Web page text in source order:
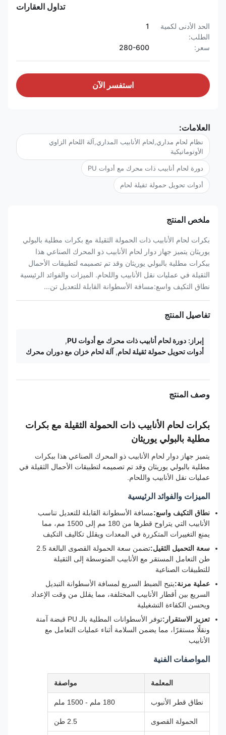
تداول العقارات
الحد الأدنى لكمية
الطلب:
1
سعر: 280-600
استفسر الآن
العلامات:
نظام لحام مداري,لحام الأنابيب المداري,آلة اللحام الزاوي
الأوتوماتيكية
دورة لحام أنابيب ذات محرك مع أدوات PU
أدوات تحويل حمولة ثقيلة لحام
ملخص المنتج
بكرات لحام الأنابيب ذات الحمولة الثقيلة مع بكرات مطلية بالبولي
يوريثان يتميز جهاز دوار لحام الأنابيب ذو المحرك الصناعي هذا
ببكرات مطلية بالبولي يوريثان وقد تم تصميمه لتطبيقات الأحمال
الثقيلة في عمليات نقل الأنابيب واللحام. الميزات والفوائد الرئيسية
نطاق التكيف واسع:مسافة الأسطوانة القابلة للتعديل تن...
تفاصيل المنتج
إبراز: دورة لحام أنابيب ذات محرك مع أدوات PU
,
أدوات تحويل حمولة ثقيلة لحام, آلة لحام خزان مع دوران محرك
وصف المنتج
بكرات لحام الأنابيب ذات الحمولة الثقيلة مع بكرات
مطلية بالبولي يوريثان
يتميز جهاز دوار لحام الأنابيب ذو المحرك الصناعي هذا ببكرات
مطلية بالبولي يوريثان وقد تم تصميمه لتطبيقات الأحمال الثقيلة في
عمليات نقل الأنابيب واللحام.
الميزات والفوائد الرئيسية
نطاق التكيف واسع:مسافة الأسطوانة القابلة للتعديل تناسب
الأنابيب التي يتراوح قطرها من 180 مم إلى 1500 مم، مما
يمنع التغييرات المتكررة في المعدات ويقلل تكاليف التكيف
سعة التحميل الثقيل:
تضمن سعة الحمولة القصوى البالغة 2.5
طن التعامل المستقر مع الأنابيب المتوسطة إلى الثقيلة
للتطبيقات الصناعية
عملية مرنة:يتيح الضبط السريع لمسافة الأسطوانة التبديل
السريع بين أقطار الأنابيب المختلفة، مما يقلل من وقت الإعداد
ويحسن الكفاءة التشغيلية
تعزيز الاستقرار:
توفر الأسطوانات المطلية بالـ PU قبضة آمنة
ونقلًا مستقرًا، مما يضمن السلامة أثناء عمليات التعامل مع
الأنابيب
المواصفات الفنية
المعلمة مواصفة
نطاق قطر الأنبوب 180 ملم - 1500 ملم
الحمولة القصوى 2.5 طن